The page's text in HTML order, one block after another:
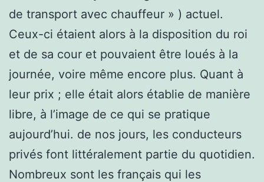
de transport avec chauffeur » ) actuel.
Ceux-ci étaient alors à la disposition du roi
et de sa cour et pouvaient être loués à la
journée, voire même encore plus. Quant à
leur prix ; elle était alors établie de manière
libre, à l’image de ce qui se pratique
aujourd’hui. de nos jours, les conducteurs
privés font littéralement partie du quotidien.
Nombreux sont les français qui les